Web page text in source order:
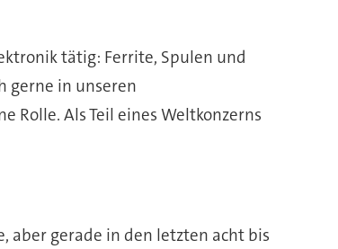
tätig: Ferrite, Spulen und
gerne in unseren
Rolle. Als Teil eines Weltkonzerns
aber gerade in den letzten acht bis